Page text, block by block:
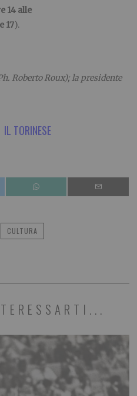
14 alle
17).
Roberto Roux); la presidente
IL TORINESE
CULTURA